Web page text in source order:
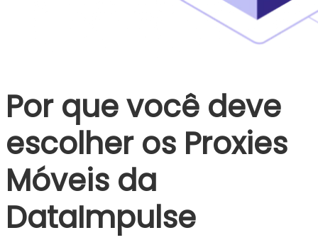
Por que você deve
escolher os Proxies
Móveis da
DataImpulse